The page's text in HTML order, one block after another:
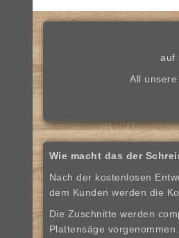
auf
All
Wie macht das der
Nach der kostenlosen
dem Kunden werden die
Die Zuschnitte werden
Plattensäge